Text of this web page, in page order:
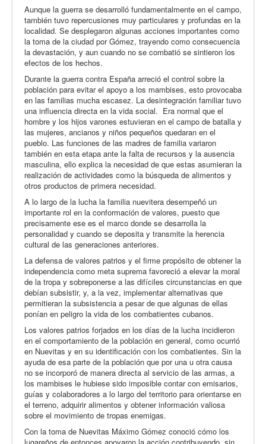
Aunque la guerra se desarrolló fundamentalmente en el campo,
también tuvo repercusiones muy particulares y profundas en la
localidad. Se desplegaron algunas acciones importantes como
la toma de la ciudad por Gómez, trayendo como consecuencia
la devastación, y aun cuando no se combatió se sintieron los
efectos de los hechos.
Durante la guerra contra España arreció el control sobre la
población para evitar el apoyo a los mambises, esto provocaba
en las familias mucha escasez. La desintegración familiar tuvo
una influencia directa en la vida social. Era normal que el
hombre y los hijos varones estuvieran en el campo de batalla y
las mujeres, ancianos y niños pequeños quedaran en el
pueblo. Las funciones de las madres de familia variaron
también en esta etapa ante la falta de recursos y la ausencia
masculina, ello explica la necesidad de que estas asumieran la
realización de actividades como la búsqueda de alimentos y
otros productos de primera necesidad.
A lo largo de la lucha la familia nuevitera desempeñó un
importante rol en la conformación de valores, puesto que
precisamente ese es el marco donde se desarrolla la
personalidad y cuando se deposita y transmite la herencia
cultural de las generaciones anteriores.
La defensa de valores patrios y el firme propósito de obtener la
independencia como meta suprema favoreció a elevar la moral
de la tropa y sobreponerse a las difíciles circunstancias en que
debían subsistir, y, a la vez, implementar alternativas que
permitieran la subsistencia a pesar de que algunas de ellas
ponían en peligro la vida de los combatientes cubanos.
Los valores patrios forjados en los días de la lucha incidieron
en el comportamiento de la población en general, como ocurrió
en Nuevitas y en su identificación con los combatientes. Sin la
ayuda de esa parte de la población que por una u otra causa
no se incorporó de manera directa al servicio de las armas, a
los mambises le hubiese sido imposible contar con emisarios,
guías y colaboradores a lo largo del territorio para orientarse en
el terreno, adquirir alimentos y obtener información valiosa
sobre el movimiento de tropas enemigas.
Con la toma de Nuevitas Máximo Gómez conoció cómo los